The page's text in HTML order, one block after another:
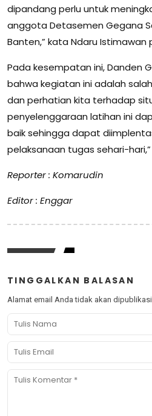
dipandang perlu untuk
anggota Detasemen Gegana
Banten,” kata Ndaru Istimawan
Pada kesempatan ini, Danden
bahwa kegiatan ini adalah
dan perhatian kita terhadap
penyelenggaraan latihan ini
baik sehingga dapat
pelaksanaan tugas sehari-
Reporter : Komarudin
Editor : Enggar
TINGGALKAN BALASAN
Alamat email Anda tidak akan